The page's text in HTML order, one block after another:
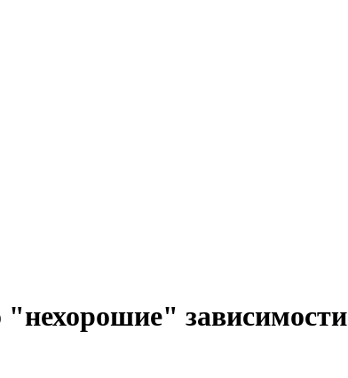
"нехорошие" зависимости